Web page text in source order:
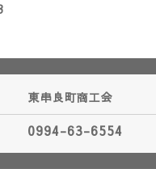
東串良町商工会
0994-63-6554